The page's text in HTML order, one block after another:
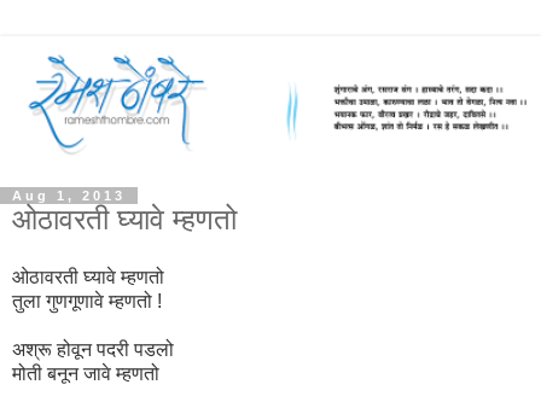
Aug 1, 2013
ओठावरती घ्यावे म्हणतो
ओठावरती घ्यावे म्हणतो
तुला गुणगूणावे म्हणतो !
अश्रू होवून पदरी पडलो
मोती बनून जावे म्हणतो